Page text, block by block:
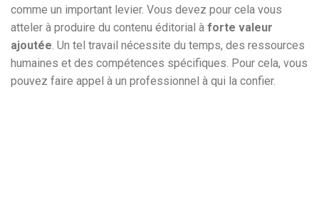
comme un important levier. Vous devez pour cela vous
atteler à produire du contenu éditorial à forte valeur
ajoutée. Un tel travail nécessite du temps, des ressources
humaines et des compétences spécifiques. Pour cela, vous
pouvez faire appel à un professionnel à qui la confier.